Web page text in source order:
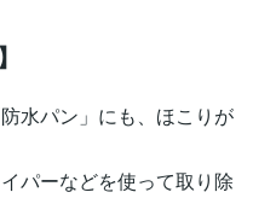
水パン」にも、ほこりが
パーなどを使って取り除